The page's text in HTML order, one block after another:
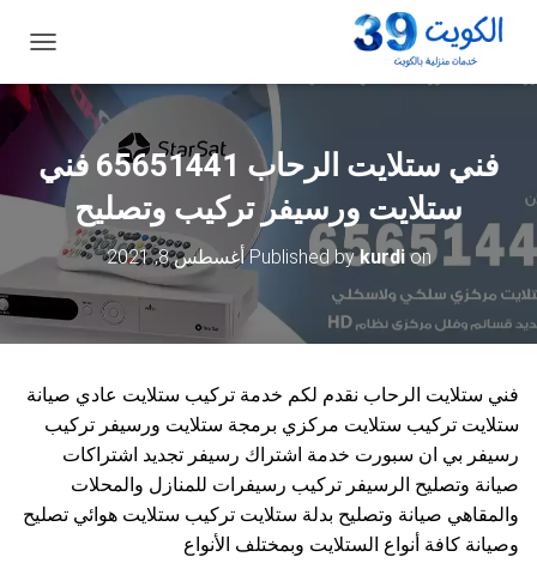
ب
د
ا
ل
ل
فني ستلايت الرحاب 65651441 فني
ستلايت ورسيفر تركيب وتصليح
Published bykurdion أغسطس 8, 2021
فني ستلايت الرحاب نقدم لكم خدمة تركيب ستلايت عادي صيانة
ستلايت تركيب ستلايت مركزي برمجة ستلايت ورسيفر تركيب
رسيفر بي ان سبورت خدمة اشتراك رسيفر تجديد اشتراكات
صيانة وتصليح الرسيفر تركيب رسيفرات للمنازل والمحلات
والمقاهي صيانة وتصليح بدلة ستلايت تركيب ستلايت هوائي تصليح
وصيانة كافة أنواع الستلايت وبمختلف الأنواع